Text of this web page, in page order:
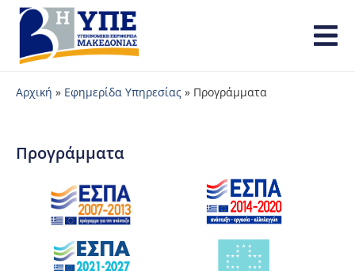
Αρχική » Εφημερίδα Υπηρεσίας » Προγράμματα
Προγράμματα